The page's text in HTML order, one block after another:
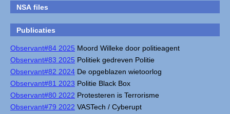
NSA files
Publicaties
Observant#84 2025 Moord Willeke door politieagent
Observant#83 2025 Politiek gedreven Politie
Observant#82 2024 De opgeblazen wietoorlog
Observant#81 2023 Politie Black Box
Observant#80 2022 Protesteren is Terrorisme
Observant#79 2022 VASTech / Cyberupt